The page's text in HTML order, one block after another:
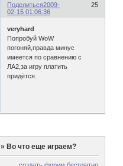
Поделиться 25
2009-
02-15 01:06:36
veryhard
Попробуй WoW
погоняй,правда минус
имеется по сравнению с
ЛА2,за игру платить
придётся.
»Во что еще играем?